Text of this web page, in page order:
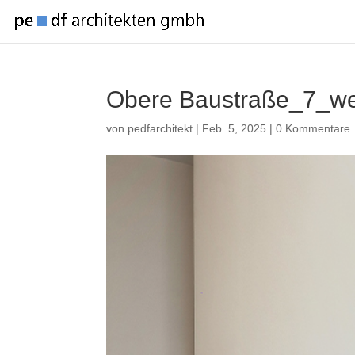
Obere
von pedfarchitekt | Feb. 5, 2025 |0 Kommentare